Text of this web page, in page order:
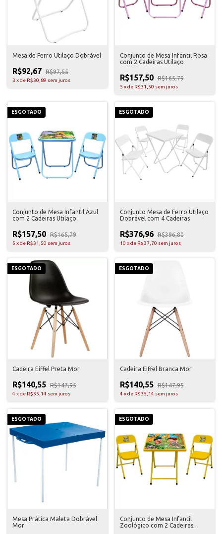
Mesa de Ferro Utilaço Dobrável
R$92,67 R$97,55
3 xde R$30,89 sem juros
Conjunto de Mesa Infantil Rosa
com 2 Cadeiras Utilaço
R$157,50 R$165,79
5 xde R$31,50 sem juros
ESGOTADO
Conjunto de Mesa Infantil Azul
com 2 Cadeiras Utilaço
R$157,50 R$165,79
5 xde R$31,50 sem juros
ESGOTADO
Conjunto Mesa de Ferro Utilaço
Dobrável com 4 Cadeiras
R$376,96 R$396,80
10 xde R$37,70 sem juros
ESGOTADO
Cadeira Eiffel Preta Mor
R$140,55 R$147,95
4 xde R$35,14 sem juros
ESGOTADO
Cadeira Eiffel Branca Mor
R$140,55 R$147,95
4 xde R$35,14 sem juros
ESGOTADO
Mesa Prática Maleta Dobrável
Mor
ESGOTADO
Conjunto de Mesa Infantil
Zoológico com 2 Cadeiras